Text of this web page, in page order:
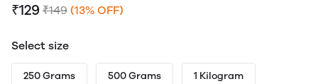
₹129 ₹149 (13% OFF)
Select size
250 Grams 500 Grams 1 Kilogram